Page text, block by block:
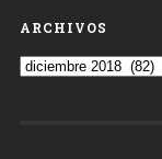
ARCHIVOS
Archivos